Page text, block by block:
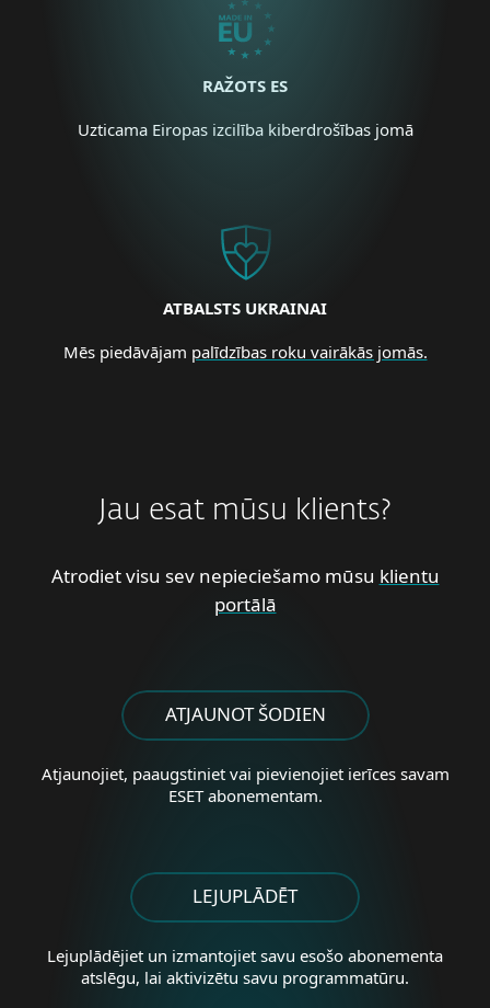
RAŽOTS ES
Uzticama Eiropas izcilība kiberdrošības jomā
ATBALSTS UKRAINAI
Mēs piedāvājam palīdzības roku vairākās jomās.
Jau esat mūsu klients?
Atrodiet visu sev nepieciešamo mūsu klientu
portālā
ATJAUNOT ŠODIEN
Atjaunojiet, paaugstiniet vai pievienojiet ierīces savam
ESET abonementam.
LEJUPLĀDĒT
Lejuplādējiet un izmantojiet savu esošo abonementa
atslēgu, lai aktivizētu savu programmatūru.